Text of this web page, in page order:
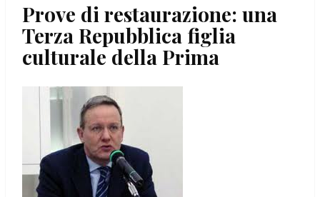
Prove di restaurazione: una
Terza Repubblica figlia
culturale della Prima